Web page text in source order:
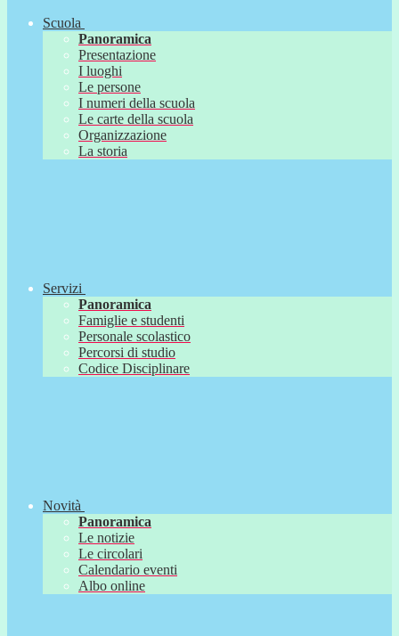
Scuola
Panoramica
Presentazione
I luoghi
Le persone
I numeri della scuola
Le carte della scuola
Organizzazione
La storia
Servizi
Panoramica
Famiglie e studenti
Personale scolastico
Percorsi di studio
Codice Disciplinare
Novità
Panoramica
Le notizie
Le circolari
Calendario eventi
Albo online